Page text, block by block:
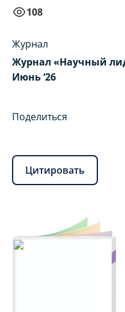
108
Журнал
Журнал «Научный
Июнь ‘26
Поделиться
Цитировать